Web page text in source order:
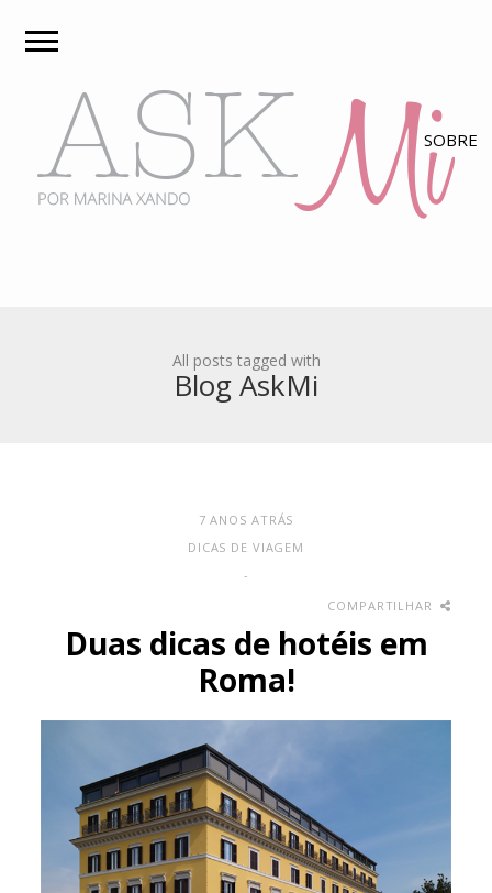
All posts tagged with
Blog AskMi
7 ANOS ATRÁS
DICAS DE VIAGEM
-
COMPARTILHAR
Duas dicas de hotéis em
Roma!